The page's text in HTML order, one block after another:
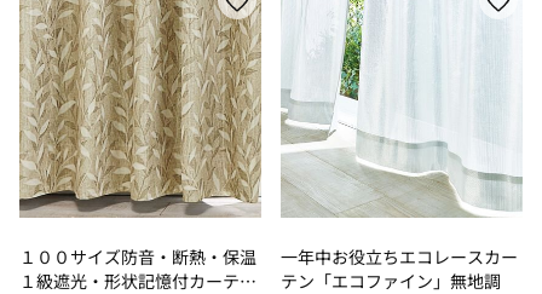
１００サイズ防音・断熱・保温
１級遮光・形状記憶付カーテ
一年中お役立ちエコレースカー
テン「エコファイン」無地調